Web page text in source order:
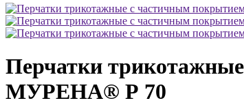
Перчатки
МУРЕНА® Р 70